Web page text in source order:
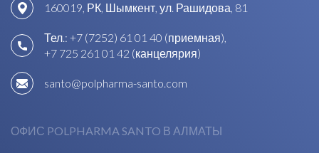
160019, РК, Шымкент, ул. Рашидова, 81
Тел.: +7 (7252) 61 01 40 (приемная),
+7 725 261 01 42 (канцелярия)
santo@polpharma-santo.com
ОФИС POLPHARMA SANTO В АЛМАТЫ